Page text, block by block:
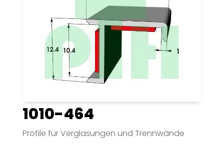
1010-464
Profile für Verglasungen und Trennwände